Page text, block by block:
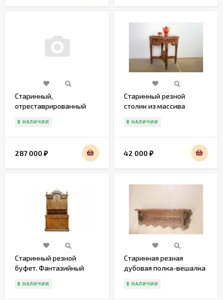
Старинный,
отреставрированный
В НАЛИЧИИ
287 000 ₽
Старинный резной
столик из массива
В НАЛИЧИИ
42 000 ₽
Старинный резной
буфет. Фантазийный
реставрация
В НАЛИЧИИ
Старинная резная
дубовая полка-вешалка
В НАЛИЧИИ